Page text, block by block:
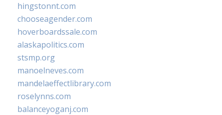
hingstonnt.com
chooseagender.com
hoverboardssale.com
alaskapolitics.com
stsmp.org
manoelneves.com
mandelaeffectlibrary.com
roselynns.com
balanceyoganj.com